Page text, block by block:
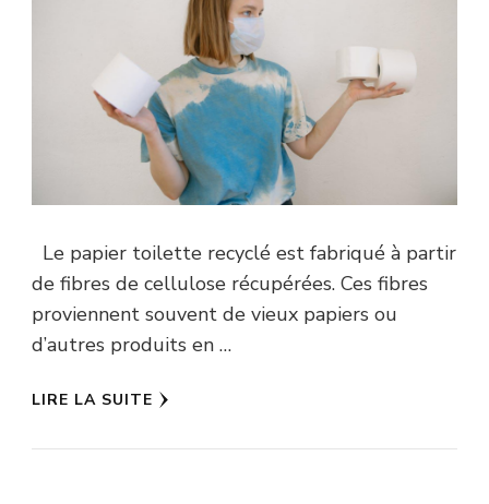
Le papier toilette recyclé est fabriqué à partir
de fibres de cellulose récupérées. Ces fibres
proviennent souvent de vieux papiers ou
d’autres produits en …
LIRE LA SUITE